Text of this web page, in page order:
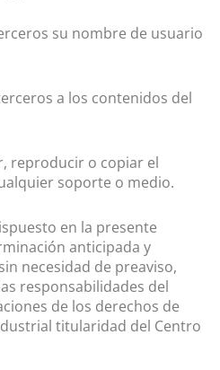
su nombre de usuario
a los contenidos del
o copiar el
soporte o medio.
en la presente
anticipada y
necesidad de preaviso,
responsabilidades del
de los derechos de
titularidad del Centro